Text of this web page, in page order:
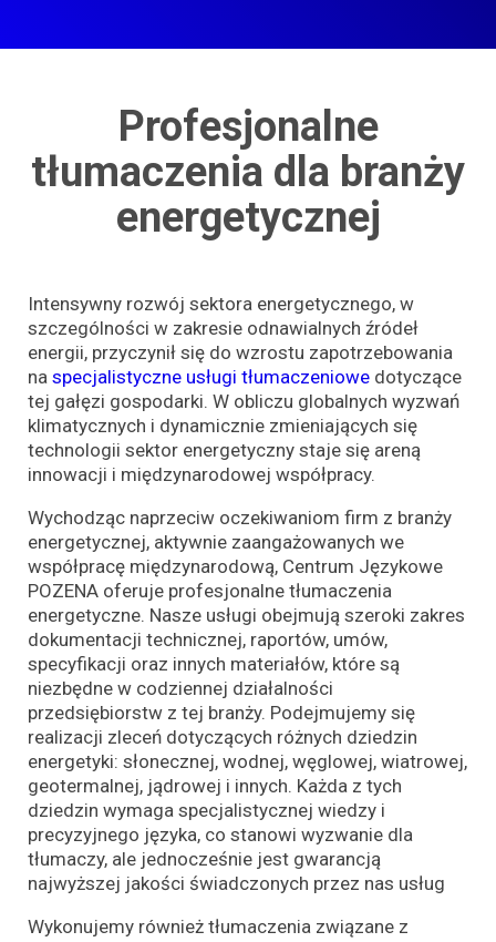
Profesjonalne
tłumaczenia dla branży
energetycznej
Intensywny rozwój sektora energetycznego, w
szczególności w zakresie odnawialnych źródeł
energii, przyczynił się do wzrostu zapotrzebowania
na specjalistyczne usługi tłumaczeniowe dotyczące
tej gałęzi gospodarki. W obliczu globalnych wyzwań
klimatycznych i dynamicznie zmieniających się
technologii sektor energetyczny staje się areną
innowacji i międzynarodowej współpracy.
Wychodząc naprzeciw oczekiwaniom firm z branży
energetycznej, aktywnie zaangażowanych we
współpracę międzynarodową, Centrum Językowe
POZENA oferuje profesjonalne tłumaczenia
energetyczne. Nasze usługi obejmują szeroki zakres
dokumentacji technicznej, raportów, umów,
specyfikacji oraz innych materiałów, które są
niezbędne w codziennej działalności
przedsiębiorstw z tej branży. Podejmujemy się
realizacji zleceń dotyczących różnych dziedzin
energetyki: słonecznej, wodnej, węglowej, wiatrowej,
geotermalnej, jądrowej i innych. Każda z tych
dziedzin wymaga specjalistycznej wiedzy i
precyzyjnego języka, co stanowi wyzwanie dla
tłumaczy, ale jednocześnie jest gwarancją
najwyższej jakości świadczonych przez nas usług
Wykonujemy również tłumaczenia związane z